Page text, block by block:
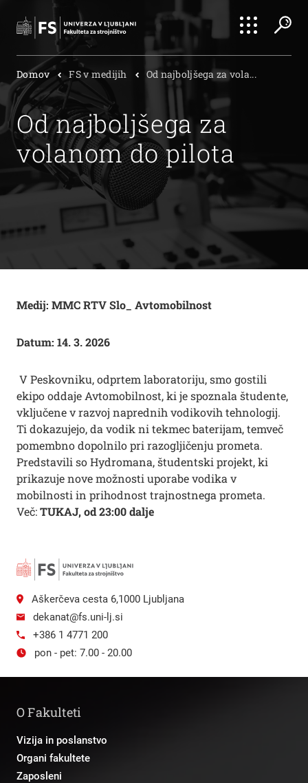
Išči
Domov FS v medijih Od najboljšega za vola...
Od najboljšega za
volanom do pilota
Medij: MMC RTV Slo_ Avtomobilnost
Datum: 14. 3. 2026
V Peskovniku, odprtem laboratoriju, smo gostili
ekipo oddaje Avtomobilnost, ki je spoznala študente,
vključene v razvoj naprednih vodikovih tehnologij.
Ti dokazujejo, da vodik ni tekmec baterijam, temveč
pomembno dopolnilo pri razogljičenju prometa.
Predstavili so Hydromana, študentski projekt, ki
prikazuje nove možnosti uporabe vodika v
mobilnosti in prihodnost trajnostnega prometa.
Več:TUKAJ, od 23:00 dalje
Aškerčeva cesta 6,1000 Ljubljana
dekanat@fs.uni-lj.si
+386 1 4771 200
pon - pet: 7.00 - 20.00
O Fakulteti
Vizija in poslanstvo
Organi fakultete
Zaposleni